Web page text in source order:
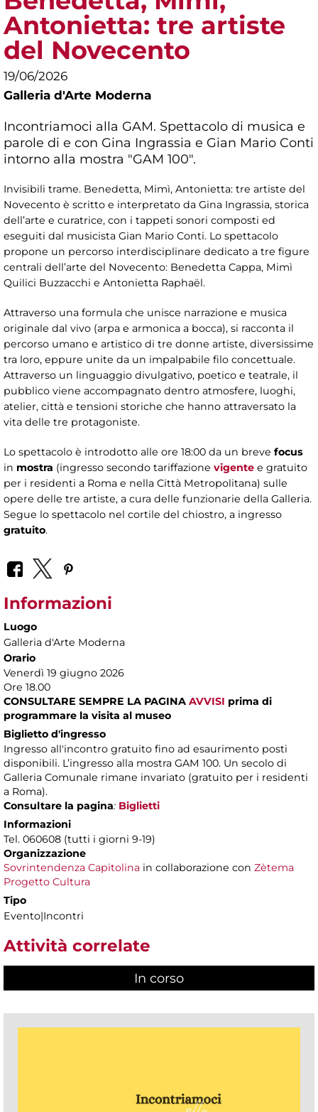
Antonietta: tre artiste
del Novecento
19/06/2026
Galleria d'Arte Moderna
Incontriamoci alla GAM. Spettacolo di musica e
parole di e con Gina Ingrassia e Gian Mario Conti
intorno alla mostra "GAM 100".
Invisibili trame. Benedetta, Mimì, Antonietta: tre artiste del
Novecento è scritto e interpretato da Gina Ingrassia, storica
dell’arte e curatrice, con i tappeti sonori composti ed
eseguiti dal musicista Gian Mario Conti. Lo spettacolo
propone un percorso interdisciplinare dedicato a tre figure
centrali dell’arte del Novecento: Benedetta Cappa, Mimì
Quilici Buzzacchi e Antonietta Raphaël.
Attraverso una formula che unisce narrazione e musica
originale dal vivo (arpa e armonica a bocca), si racconta il
percorso umano e artistico di tre donne artiste, diversissime
tra loro, eppure unite da un impalpabile filo concettuale.
Attraverso un linguaggio divulgativo, poetico e teatrale, il
pubblico viene accompagnato dentro atmosfere, luoghi,
atelier, città e tensioni storiche che hanno attraversato la
vita delle tre protagoniste.
Lo spettacolo è introdotto alle ore 18:00 da un breve focus
in mostra (ingresso secondo tariffazione vigente e gratuito
per i residenti a Roma e nella Città Metropolitana) sulle
opere delle tre artiste, a cura delle funzionarie della Galleria.
Segue lo spettacolo nel cortile del chiostro, a ingresso
gratuito.
Informazioni
Luogo
Galleria d'Arte Moderna
Orario
Venerdì 19 giugno 2026
Ore 18.00
CONSULTARE SEMPRE LA PAGINA AVVISI prima di
programmare la visita al museo
Biglietto d'ingresso
Ingresso all'incontro gratuito fino ad esaurimento posti
disponibili. L’ingresso alla mostra GAM 100. Un secolo di
Galleria Comunale rimane invariato (gratuito per i residenti
a Roma).
Consultare la pagina: Biglietti
Informazioni
Tel. 060608 (tutti i giorni 9-19)
Organizzazione
Sovrintendenza Capitolina in collaborazione con Zètema
Progetto Cultura
Tipo
Evento|Incontri
Attività correlate
In corso